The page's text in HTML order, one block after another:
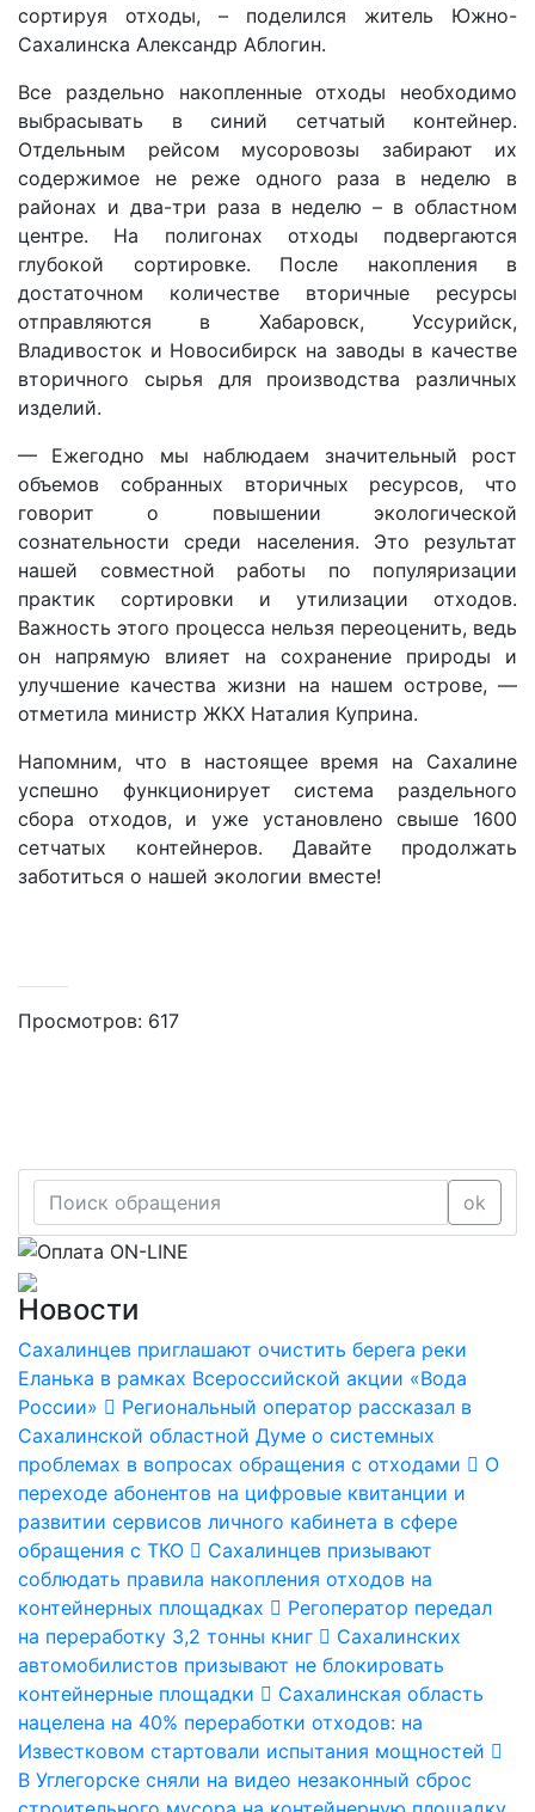
сортируя отходы, – поделился житель Южно-
Сахалинска Александр Аблогин.
Все раздельно накопленные отходы необходимо
выбрасывать в синий сетчатый контейнер.
Отдельным рейсом мусоровозы забирают их
содержимое не реже одного раза в неделю в
районах и два-три раза в неделю – в областном
центре. На полигонах отходы подвергаются
глубокой сортировке. После накопления в
достаточном количестве вторичные ресурсы
отправляются в Хабаровск, Уссурийск,
Владивосток и Новосибирск на заводы в качестве
вторичного сырья для производства различных
изделий.
— Ежегодно мы наблюдаем значительный рост
объемов собранных вторичных ресурсов, что
говорит о повышении экологической
сознательности среди населения. Это результат
нашей совместной работы по популяризации
практик сортировки и утилизации отходов.
Важность этого процесса нельзя переоценить, ведь
он напрямую влияет на сохранение природы и
улучшение качества жизни на нашем острове, —
отметила министр ЖКХ Наталия Куприна.
Напомним, что в настоящее время на Сахалине
успешно функционирует система раздельного
сбора отходов, и уже установлено свыше 1600
сетчатых контейнеров. Давайте продолжать
заботиться о нашей экологии вместе!
Просмотров: 617
ok
Новости
Сахалинцев приглашают очистить берега реки
Еланька в рамках Всероссийской акции «Вода
России»
Региональный оператор рассказал в
Сахалинской областной Думе о системных
проблемах в вопросах обращения с отходами
О
переходе абонентов на цифровые квитанции и
развитии сервисов личного кабинета в сфере
обращения с ТКО
Сахалинцев призывают
соблюдать правила накопления отходов на
контейнерных площадках
Регоператор передал
на переработку 3,2 тонны книг
Сахалинских
автомобилистов призывают не блокировать
контейнерные площадки
Сахалинская область
нацелена на 40% переработки отходов: на
Известковом стартовали испытания мощностей
В Углегорске сняли на видео незаконный сброс